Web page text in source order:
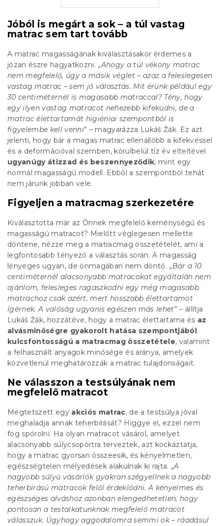
Jóból is megárt a sok – a túl vastag
matrac sem tart tovább
A matrac magasságának kiválasztásakor érdemes a
józan észre hagyatkozni. „Ahogy a túl vékony matrac
nem megfelelő, úgy a másik véglet – azaz a feleslegesen
vastag matrac – sem jó választás. Mit érünk például egy
30 centiméternél is magasabb matraccal? Tény, hogy
egy ilyen vastag matracot nehezebb kifeküdni, de a
matrac élettartamát higiéniai szempontból is
figyelembe kell venni” – magyarázza Lukáš Žák. Ez azt
jelenti, hogy bár a magas matrac ellenállóbb a kifekvéssel
és a deformációval szemben, körülbelül tíz év elteltével
ugyanúgy átizzad és beszennyeződik, mint egy
normál magasságú modell. Ebből a szempontból tehát
nem járunk jobban vele.
Figyeljen a matracmag szerkezetére
Kiválasztotta már az Önnek megfelelő keménységű és
magasságú matracot? Mielőtt véglegesen mellette
döntene, nézze meg a matracmag összetételét, ami a
legfontosabb tényező a választás során. A magasság
lényeges ugyan, de önmagában nem döntő. „Bár a 10
centiméternél alacsonyabb matracokat egyáltalán nem
ajánlom, felesleges ragaszkodni egy még magasabb
matrachoz csak azért, mert hosszabb élettartamot
ígérnek. A valóság ugyanis egészen más lehet” – állítja
Lukáš Žák, hozzátéve, hogy a matrac élettartama és az
alvásminőségre gyakorolt hatása szempontjából
kulcsfontosságú a matracmag összetétele, valamint
a felhasznált anyagok minősége és aránya, amelyek
közvetlenül meghatározzák a matrac tulajdonságait.
Ne válasszon a testsúlyának nem
megfelelő matracot
Megtetszett egy akciós matrac, de a testsúlya jóval
meghaladja annak teherbírását? Higgye el, ezzel nem
fog spórolni. Ha olyan matracot vásárol, amelyet
alacsonyabb súlycsoportra terveztek, azt kockáztatja,
hogy a matrac gyorsan összeesik, és kényelmetlen,
egészségtelen mélyedések alakulnak ki rajta. „A
nagyobb súlyú vásárlók gyakran szégyellnek a nagyobb
teherbírású matracok felől érdeklődni. A kényelmes és
egészséges alváshoz azonban elengedhetetlen, hogy
pontosan a testalkatunknak megfelelő matracot
válasszuk. Úgyhogy aggodalomra semmi ok – ráadásul